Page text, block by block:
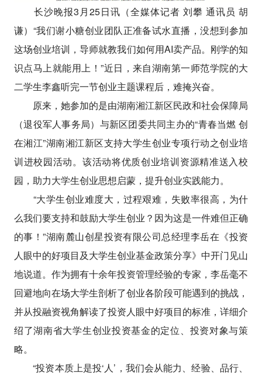
长沙晚报3月25日讯（全媒体记者 刘攀 通讯员 胡
谦）“我们谢小糖创业团队正准备试水直播，没想到参加
这场创业培训，导师就教我们如何用AI卖产品。刚学的知
识点马上就能用上！”近日，来自湖南第一师范学院的大
二学生李鑫听完一节创业主题课程后，难掩兴奋。
原来，她参加的是由湖南湘江新区民政和社会保障局
（退役军人事务局）与新区团委共同主办的“青春当燃 创
在湘江”湖南湘江新区支持大学生创业专项行动之创业培
训进校园活动。该活动将优质创业培训资源精准送入校
园，助力大学生创业思想启蒙，提升创业实践能力。
“大学生创业难度大，过程艰难，失败率很高，为什
么我们要支持和鼓励大学生创业？因为这是一件难但正确
的事！”湖南麓山创星投资有限公司总经理李岳在《投资
人眼中的好项目及大学生创业基金政策分享》中开门见山
地说道。作为拥有十余年投资管理经验的专家，李岳毫不
回避地向在场大学生剖析了创业各阶段可能遇到的挑战，
并从投融资视角解读了投资人眼中好项目的标准，详细介
绍了湖南省大学生创业投资基金的定位、投资对象与策
略。
“投资本质上是投‘人’，我们会从能力、经验、品行、